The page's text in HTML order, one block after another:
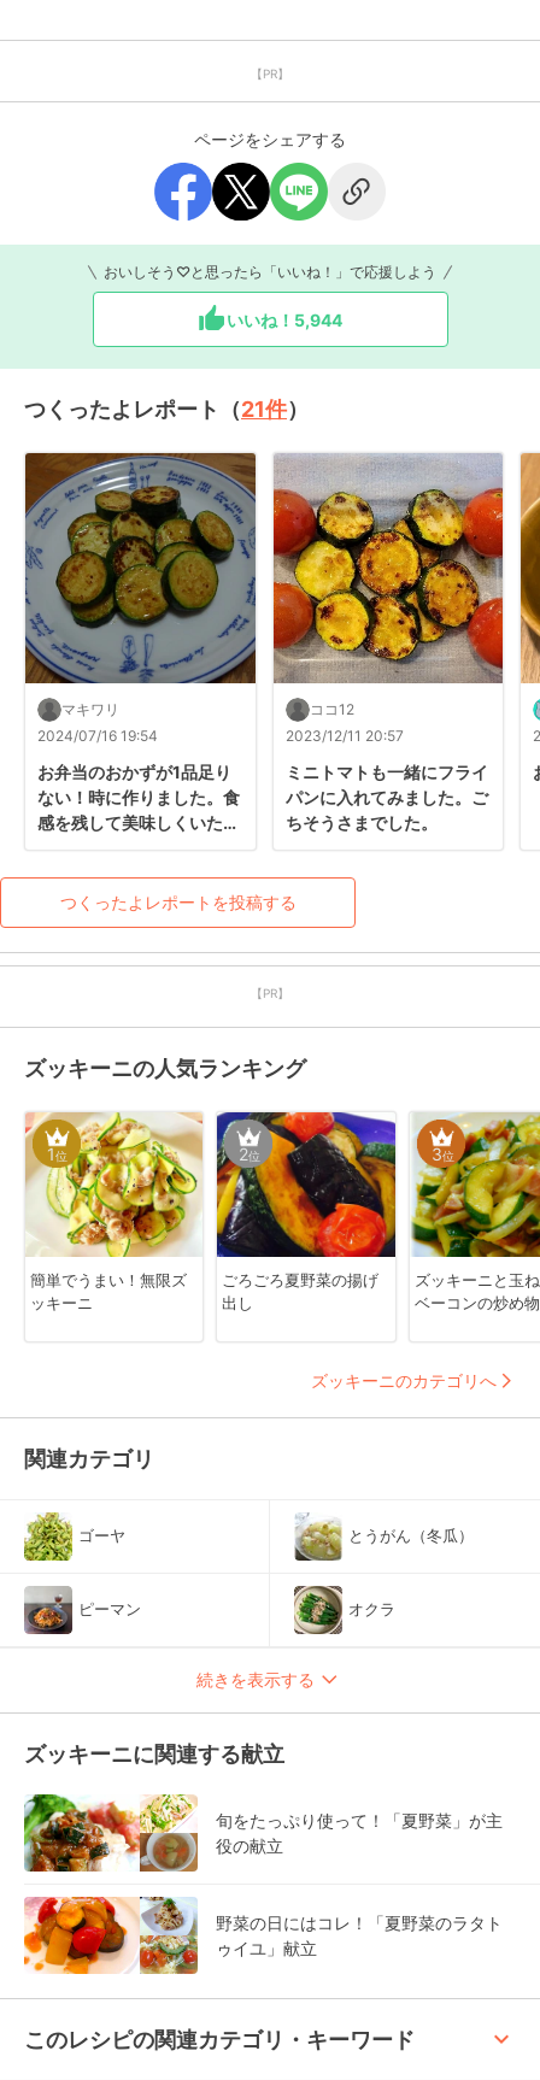
【PR】
ページをシェアする
おいしそう♡と思ったら「いいね！」で応援しよう
いいね！ 5,944
つくったよレポート（21件）
マキワリ
2024/07/16 19:54
お弁当のおかずが1品足り
ない！時に作りました。食
感を残して美味しくいただ
ココ12
2023/12/11 20:57
ミニトマトも一緒にフライ
パンに入れてみました。ご
ちそうさまでした。
つくったよレポートを投稿する
【PR】
ズッキーニの人気ランキング
1位
簡単でうまい！無限ズ
ッキーニ
2位
ごろごろ夏野菜の揚げ
出し
3位
ズッキーニと玉
ベーコンの炒め物
ズッキーニのカテゴリへ
関連カテゴリ
ゴーヤ とうがん（冬瓜）
ピーマン オクラ
続きを表示する
ズッキーニに関連する献立
旬をたっぷり使って！「夏野菜」が主
役の献立
野菜の日にはコレ！「夏野菜のラタト
ゥイユ」献立
このレシピの関連カテゴリ・キーワード keyboard_arrow_up